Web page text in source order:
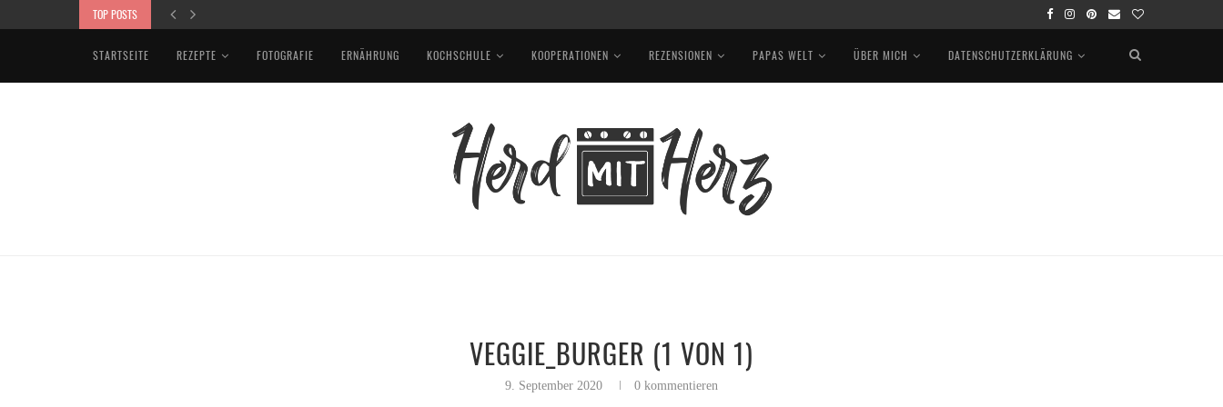
TOP POSTS
STARTSEITE REZEPTE FOTOGRAFIE ERNÄHRUNG KOCHSCHULE KOOPERATIONEN REZENSIONEN PAPAS WELT ÜBER MICH DATENSCHUTZERKLÄRUNG
VEGGIE_BURGER (1 VON 1)
9. September 2020 0 kommentieren